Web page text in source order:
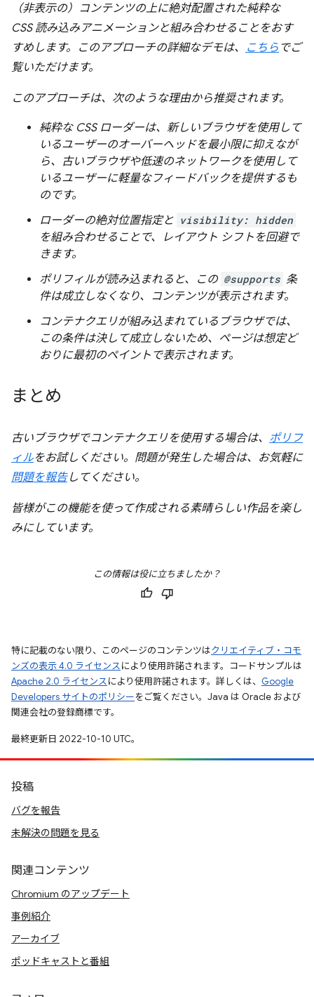
（非表示の）コンテンツの上に絶対配置された純粋な
CSS 読み込みアニメーションと組み合わせることをおす
すめします。このアプローチの詳細なデモは、
こちら でご
覧いただけます。
このアプローチは、次のような理由から推奨されます。
純粋な CSS ローダーは、新しいブラウザを使用して
いるユーザーのオーバーヘッドを最小限に抑えなが
ら、古いブラウザや低速のネットワークを使用して
いるユーザーに軽量なフィードバックを提供するも
のです。
ローダーの絶対位置指定と visibility: hidden
を組み合わせることで、レイアウト シフトを回避で
きます。
ポリフィルが読み込まれると、この @supports 条
件は成立しなくなり、コンテンツが表示されます。
コンテナクエリが組み込まれているブラウザでは、
この条件は決して成立しないため、ページは想定ど
おりに最初のペイントで表示されます。
まとめ
古いブラウザでコンテナクエリを使用する場合は、 ポリフ
ィルをお試しください。問題が発生した場合は、お気軽に
問題を報告してください。
皆様がこの機能を使って作成される素晴らしい作品を楽し
みにしています。
この情報は役に立ちましたか？
特に記載のない限り、このページのコンテンツはクリエイティブ・コモ
ンズの表示 4.0 ライセンスにより使用許諾されます。コードサンプルは
Apache 2.0 ライセンスにより使用許諾されます。詳しくは、 Google
Developers サイトのポリシーをご覧ください。Java は Oracle および
関連会社の登録商標です。
最終更新日 2022-10-10 UTC。
投稿
バグを報告
未解決の問題を見る
関連コンテンツ
Chromium のアップデート
事例紹介
アーカイブ
ポッドキャストと番組